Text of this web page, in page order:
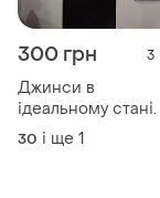
300 грн 3
Джинси в
ідеальному стані.
30 і ще 1